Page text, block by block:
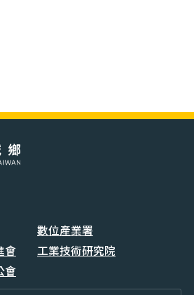
數位產業署
會
工業技術研究院
會